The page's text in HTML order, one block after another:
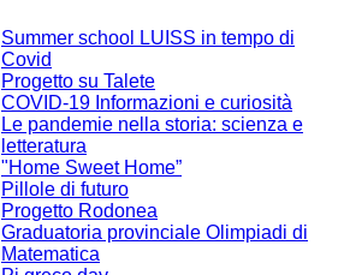
Summer school LUISS in tempo di
Covid
Progetto su Talete
COVID-19 Informazioni e curiosità
Le pandemie nella storia: scienza e
letteratura
"Home Sweet Home”
Pillole di futuro
Progetto Rodonea
Graduatoria provinciale Olimpiadi di
Matematica